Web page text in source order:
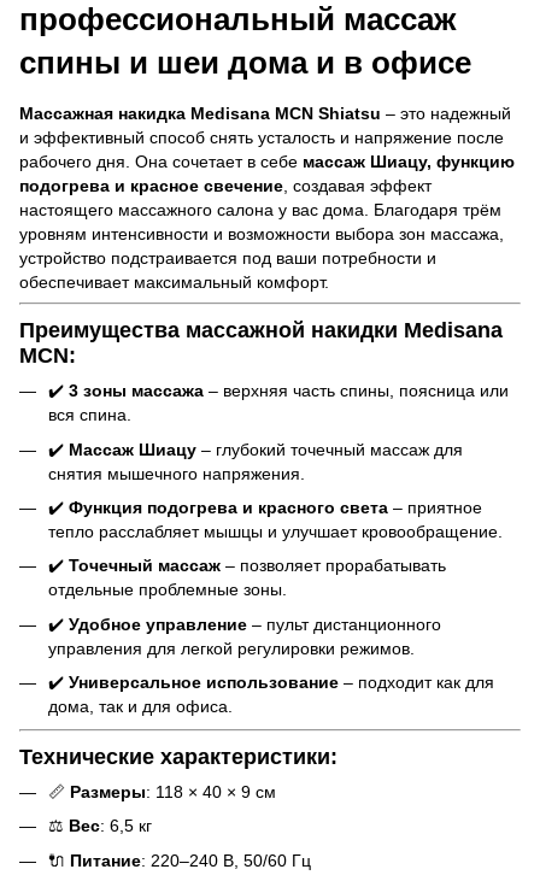
профессиональный массаж
спины и шеи дома и в офисе
Массажная накидка Medisana MCN Shiatsu – это надежный
и эффективный способ снять усталость и напряжение после
рабочего дня. Она сочетает в себе массаж Шиацу, функцию
подогрева и красное свечение , создавая эффект
настоящего массажного салона у вас дома. Благодаря трём
уровням интенсивности и возможности выбора зон массажа,
устройство подстраивается под ваши потребности и
обеспечивает максимальный комфорт.
Преимущества массажной накидки Medisana
MCN:
✔️ 3 зоны массажа – верхняя часть спины, поясница или
вся спина.
✔️ Массаж Шиацу – глубокий точечный массаж для
снятия мышечного напряжения.
✔️ Функция подогрева и красного света – приятное
тепло расслабляет мышцы и улучшает кровообращение.
✔️ Точечный массаж – позволяет прорабатывать
отдельные проблемные зоны.
✔️ Удобное управление – пульт дистанционного
управления для легкой регулировки режимов.
✔️ Универсальное использование – подходит как для
дома, так и для офиса.
Технические характеристики:
📏 Размеры: 118 × 40 × 9 см
⚖️ Вес: 6,5 кг
🔌 Питание: 220–240 В, 50/60 Гц